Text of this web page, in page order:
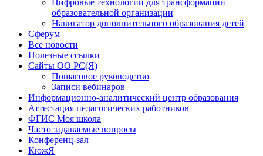
Цифровые технологии для трансформации
образовательной организации
Навигатор дополнительного образования детей
Сферум
Все новости
Полезные ссылки
Сайты ОО РС(Я)
Пошаговое руководство
Записи вебинаров
Информационно-аналитический центр образования
Аттестация педагогических работников
ФГИС Моя школа
Часто задаваемые вопросы
Конференц-зал
КюжЯ